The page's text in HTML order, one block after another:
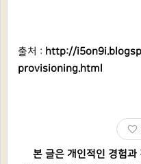
출처 : http://
provisioning.html
본 글은 개인적인 경험과